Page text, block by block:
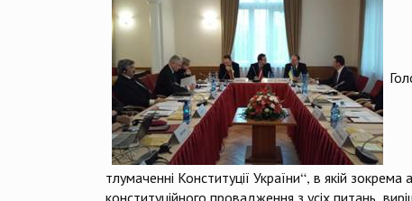
тлумаченні Конституції України“, в якій
конституційного провадження з усіх питань,